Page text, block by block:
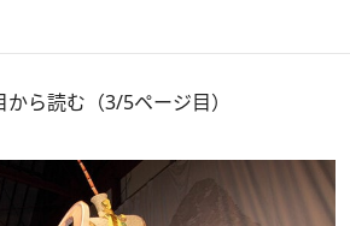
ら読む（3/5ページ目）